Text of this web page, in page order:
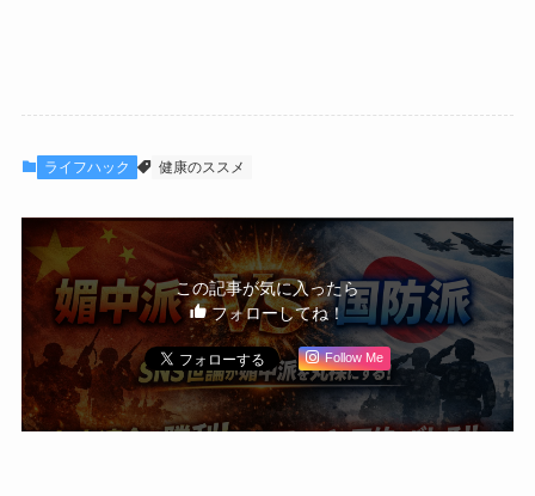
ライフハック 健康のススメ
この記事が気に入ったら
フォローしてね！
Follow Me